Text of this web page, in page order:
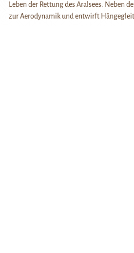
Leben der Rettung des Aralsees. Neben
zur Aerodynamik und entwirft